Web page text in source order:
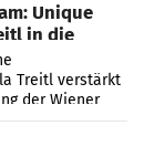
Unique
in die
Treitl verstärkt
der Wiener
Josef Kalina und